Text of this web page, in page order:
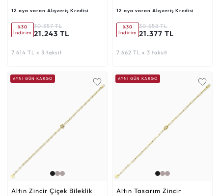
12 aya varan Alışveriş Kredisi
%30
İndirim
30.357 TL
21.243 TL
7.614 TL x 3 taksit
12 aya varan Alışveriş Kredisi
%30
İndirim
30.558 TL
21.377 TL
7.662 TL x 3 taksit
AYNI GÜN KARGO
Altın Zincir Çiçek Bileklik
AYNI GÜN KARGO
Altın Tasarım Zincir